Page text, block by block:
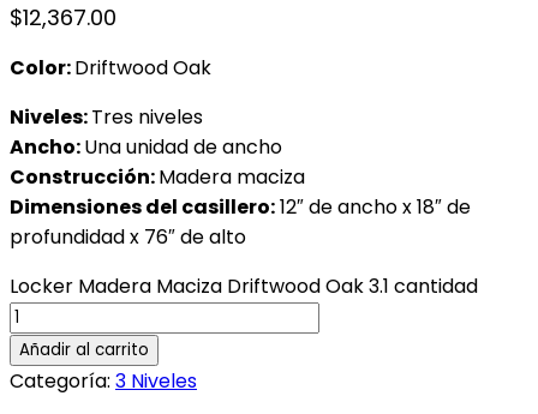
$12,367.00
Color:Driftwood Oak
Niveles:Tres niveles
Ancho:Una unidad de ancho
Construcción:Madera maciza
Dimensiones del casillero:12″ de ancho x 18″ de
profundidad x 76″ de alto
Locker Madera Maciza Driftwood Oak 3.1 cantidad
Añadir al carrito
Categoría: 3 Niveles